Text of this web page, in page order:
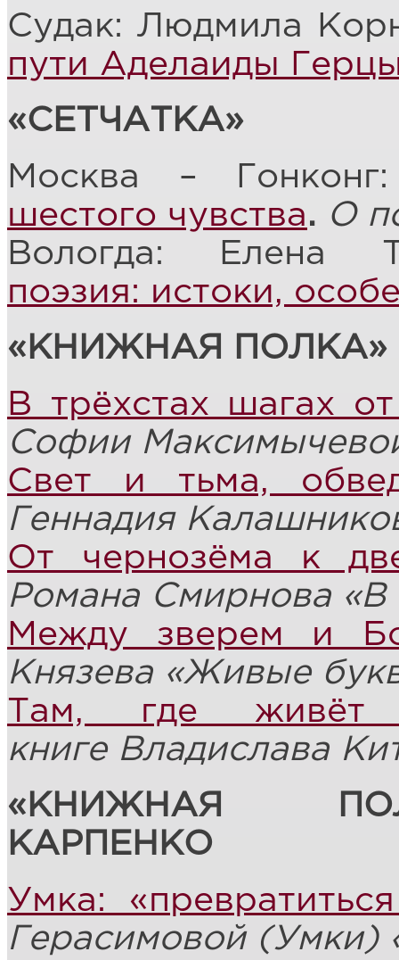
Судак: Людмила
пути Аделаиды
«СЕТЧАТКА»
Москва –
шестого чувства. О
Вологда: Елена
поэзия: истоки,
«КНИЖНАЯ
В трёхстах шагах
Софии
Свет и тьма,
Геннадия
От чернозёма к
Романа Смирнова «В
Между зверем и
Князева «Живые
Там, где живёт
книге Владислава
«КНИЖНАЯ
КАРПЕНКО
Умка:
Герасимовой (Умки)